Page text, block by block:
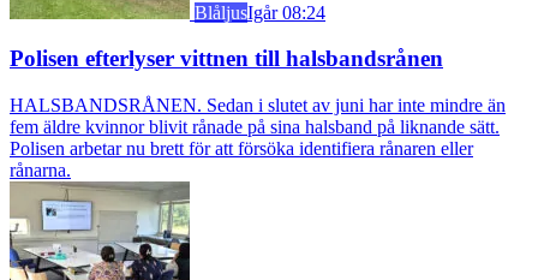
BlåljusIgår 08:24
Polisen efterlyser vittnen till halsbandsrånen
HALSBANDSRÅNEN. Sedan i slutet av juni har inte mindre än
fem äldre kvinnor blivit rånade på sina halsband på liknande sätt.
Polisen arbetar nu brett för att försöka identifiera rånaren eller
rånarna.